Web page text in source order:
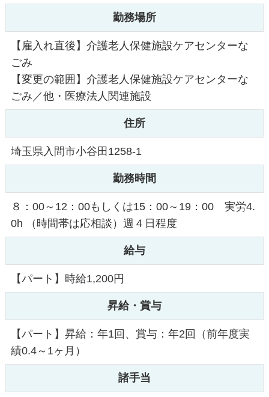
勤務場所
【雇入れ直後】介護老人保健施設ケアセンターな
ごみ
【変更の範囲】介護老人保健施設ケアセンターな
ごみ／他・医療法人関連施設
住所
埼玉県入間市小谷田1258-1
勤務時間
８：00～12：00もしくは15：00～19：00 実労4.
0h （時間帯は応相談）週４日程度
給与
【パート】時給1,200円
昇給・賞与
【パート】昇給：年1回、賞与：年2回（前年度実
績0.4～1ヶ月）
諸手当